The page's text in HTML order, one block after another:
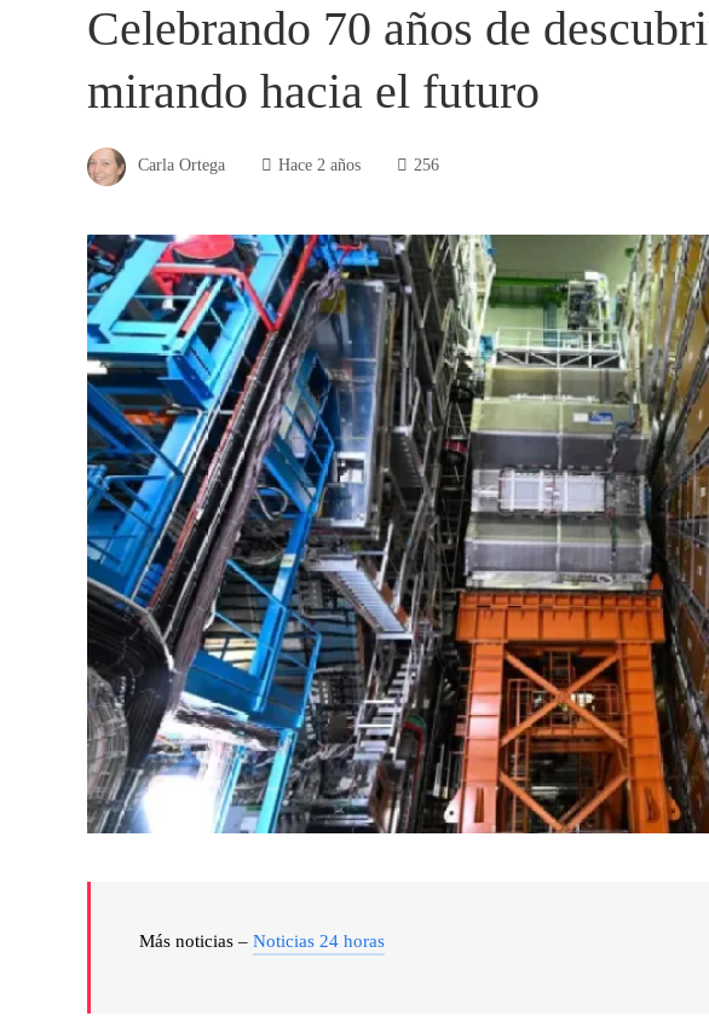
Celebrando 70 años de
mirando hacia el futuro
Carla Ortega Hace 2 años 256
Más noticias – Noticias 24 horas